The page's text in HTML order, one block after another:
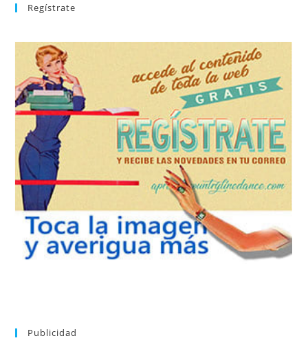
Regístrate
Tras registrarte tendrás acceso completo a la web. Puedes
consultar el directorio alfabético de vídeos tutoriales y
aprender la coreografía que más te apetezca. Recibirás en tu
correo la newsletter con las novedades tanto en el blog, como
de nuevos bailes. En cualquier momento puedes dar de baja
tu suscripción a la newsletter sin dejar de estar registrado.
REGÍSTRATE
Publicidad